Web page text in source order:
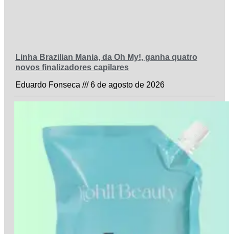
Linha Brazilian Mania, da Oh My!, ganha quatro
novos finalizadores capilares
Eduardo Fonseca
6 de agosto de 2026